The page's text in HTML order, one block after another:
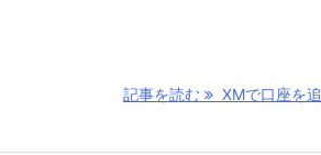
記事を読む XMで口座を